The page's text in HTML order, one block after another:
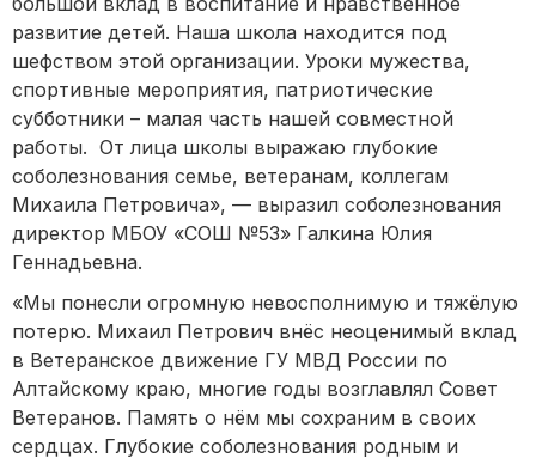
развитие детей. Наша школа находится под
шефством этой организации. Уроки мужества,
спортивные мероприятия, патриотические
субботники – малая часть нашей совместной
работы. От лица школы выражаю глубокие
соболезнования семье, ветеранам, коллегам
Михаила Петровича», — выразил соболезнования
директор МБОУ «СОШ №53» Галкина Юлия
Геннадьевна.
«Мы понесли огромную невосполнимую и тяжёлую
потерю. Михаил Петрович внёс неоценимый вклад
в Ветеранское движение ГУ МВД России по
Алтайскому краю, многие годы возглавлял Совет
Ветеранов. Память о нём мы сохраним в своих
сердцах. Глубокие соболезнования родным и